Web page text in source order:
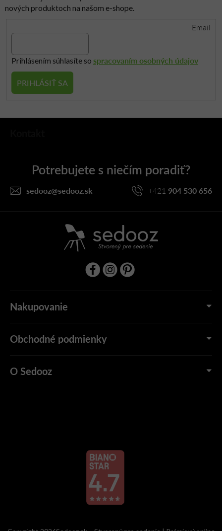
nových produktoch na našom e-shope.
Email
Prihlásením súhlasíte so spracovaním osobných údajov
PRIHLÁSIŤ SA
sedooz@sedooz.sk +421 904 530 656
Nakupovanie
Obchodné podmienky
O Sedooz